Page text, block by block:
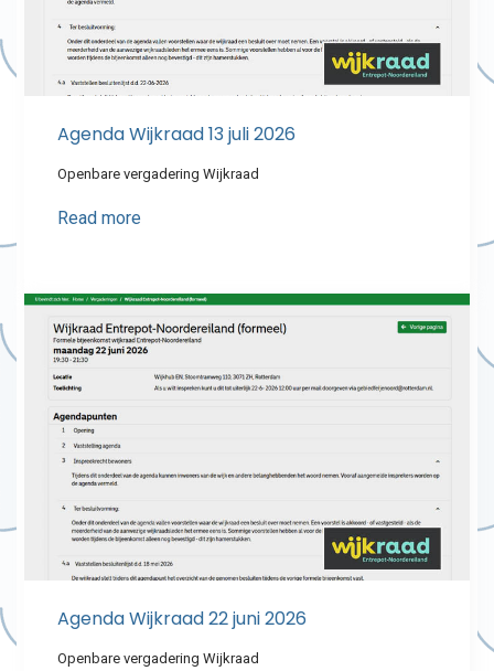
Agenda Wijkraad 13 juli 2026
Openbare vergadering Wijkraad
Read more
Agenda Wijkraad 22 juni 2026
Openbare vergadering Wijkraad